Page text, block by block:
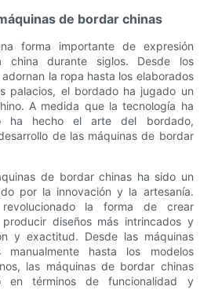
de bordar chinas
forma importante de expresión
china durante siglos. Desde los
la ropa hasta los elaborados
palacios, el bordado ha jugado un
A medida que la tecnología ha
ha hecho el arte del bordado,
de las máquinas de bordar
de bordar chinas ha sido un
por la innovación y la artesanía.
la forma de crear
diseños más intrincados y
y exactitud. Desde las máquinas
manualmente hasta los modelos
las máquinas de bordar chinas
en términos de funcionalidad y